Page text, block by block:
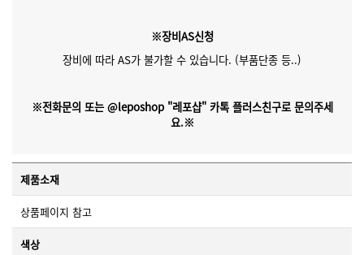
※장비AS신청
장비에 따라 AS가 불가할 수 있습니다. (부품단종 등..)
※전화문의 또는 @leposhop "레포샵" 카톡 플러스친구로 문의주세
요.※
제품소재
상품페이지 참고
색상